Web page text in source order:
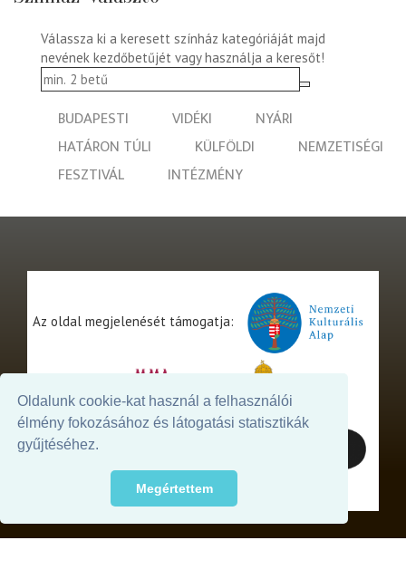
Oldalunk cookie-kat használ a felhasználói
élmény fokozásához és látogatási statisztikák
gyűjtéséhez.
Megértettem
Válassza ki a keresett színház kategóriáját majd
nevének kezdőbetűjét vagy használja a keresőt!
BUDAPESTI VIDÉKI
NYÁRI
HATÁRON TÚLI
KÜLFÖLDI
NEMZETISÉGI
FESZTIVÁL
INTÉZMÉNY
Az oldal megjelenését támogatja: